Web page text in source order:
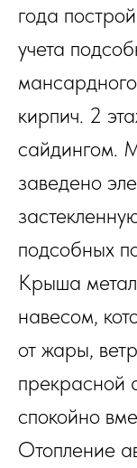
года
учета
кирпич. 2
сайдингом.
заведено
подсобных
Крыша
навесом,
от жары,
прекрасной
спокойно
Отопление